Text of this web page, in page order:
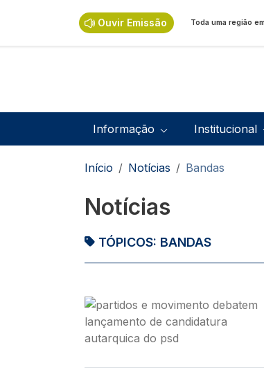
Ouvir Emissão Toda uma região
Navegação
Informação Institucional
Navegação
Início Notícias Bandas
Notícias
TÓPICOS: BANDAS
Imagem